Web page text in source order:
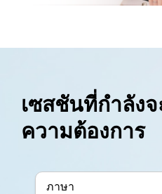
เซสชันที่กำลัง
ความต้องการ
ภาษา